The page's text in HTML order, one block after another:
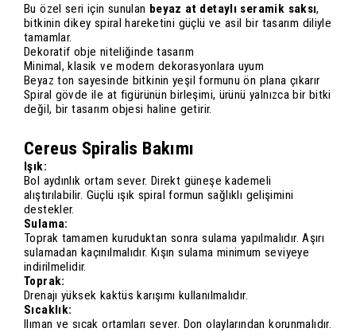
Bu özel seri için sunulan beyaz at detaylı seramik saksı,
bitkinin dikey spiral hareketini güçlü ve asil bir tasarım diliyle
tamamlar.
Dekoratif obje niteliğinde tasarım
Minimal, klasik ve modern dekorasyonlara uyum
Beyaz ton sayesinde bitkinin yeşil formunu ön plana çıkarır
Spiral gövde ile at figürünün birleşimi, ürünü yalnızca bir bitki
değil, bir tasarım objesi haline getirir.
Cereus Spiralis Bakımı
Işık:
Bol aydınlık ortam sever. Direkt güneşe kademeli
alıştırılabilir. Güçlü ışık spiral formun sağlıklı gelişimini
destekler.
Sulama:
Toprak tamamen kuruduktan sonra sulama yapılmalıdır. Aşırı
sulamadan kaçınılmalıdır. Kışın sulama minimum seviyeye
indirilmelidir.
Toprak:
Drenajı yüksek kaktüs karışımı kullanılmalıdır.
Sıcaklık:
Ilıman ve sıcak ortamları sever. Don olaylarından korunmalıdır.